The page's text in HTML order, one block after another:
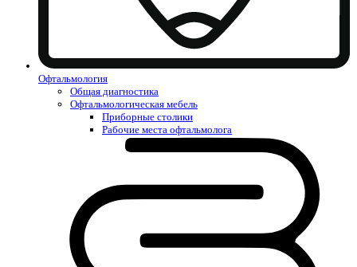
Офтальмология
Общая диагностика
Офтальмологическая мебель
Приборные столики
Рабочие места офтальмолога